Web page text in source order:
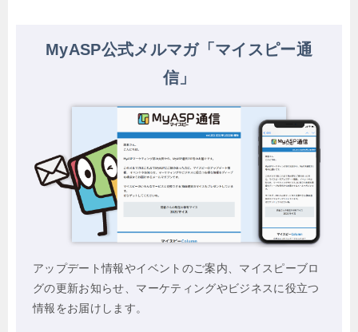
MyASP公式メルマガ「マイスピー通
信」
アップデート情報やイベントのご案内、マイスピーブロ
グの更新お知らせ、マーケティングやビジネスに役立つ
情報をお届けします。